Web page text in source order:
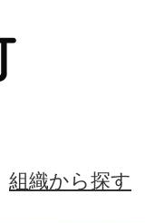
組織から探す